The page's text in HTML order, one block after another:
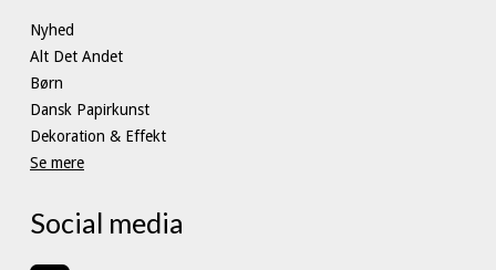
Nyhed
Alt Det Andet
Børn
Dansk Papirkunst
Dekoration & Effekt
Se mere
Social media